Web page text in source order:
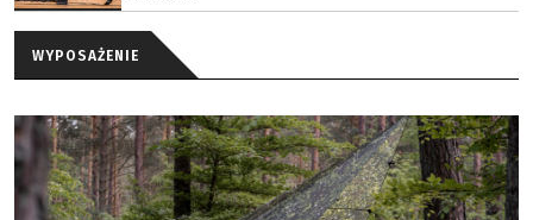
WYPOSAŻENIE